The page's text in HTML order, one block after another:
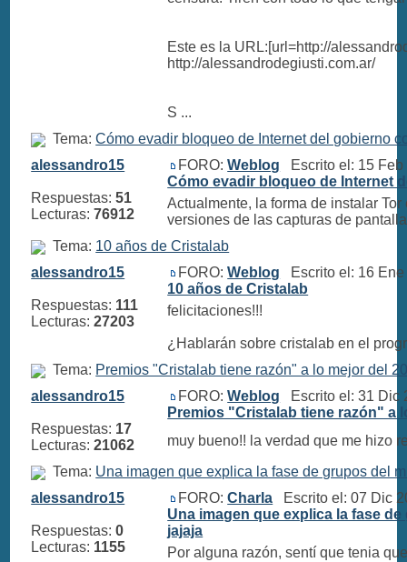
Este es la URL:[url=http://
http://alessandrodegiusti.com.ar/
S ...
Tema:Cómo evadir bloqueo de Internet del gobierno
alessandro15
Respuestas:51
Lecturas:76912
FORO:Weblog Escrito el: 15
Cómo evadir bloqueo de Internet
Actualmente, la forma de instalar
versiones de las capturas de
Tema: 10 años de Cristalab
alessandro15
Respuestas: 111
Lecturas:27203
FORO:Weblog Escrito el: 16
10 años de Cristalab
felicitaciones!!!
¿Hablarán sobre cristalab en el
Tema: Premios "Cristalab tiene razón" a lo mejor del
alessandro15
Respuestas: 17
Lecturas:21062
FORO:Weblog Escrito el: 31 Dic
Premios "Cristalab tiene razón" a
muy bueno!! la verdad que me hizo
Tema: Una imagen que explica la fase de grupos del
alessandro15
Respuestas:0
Lecturas: 1155
FORO:Charla Escrito el: 07 Dic
Una imagen que explica la fase
jajaja
Por alguna razón, sentí que tenia